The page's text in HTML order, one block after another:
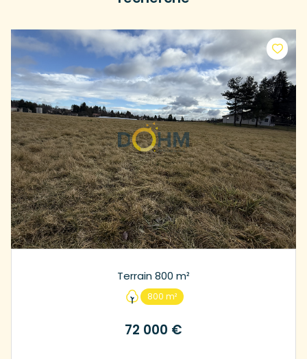
Terrain 800 m²
800 m²
72 000 €